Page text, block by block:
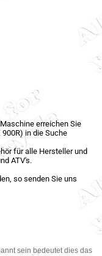
erreichen Sie
900R) in die Suche
für alle Hersteller und
ATV's.
so senden Sie uns
sein bedeutet dies das